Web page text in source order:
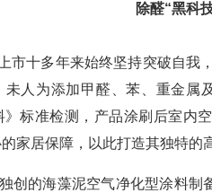
除醛“黑科
市十多年来始终坚持突破自我
人为添加甲醛、苯、重金
》标准检测，产品涂刷后室
家居保障，以此打造其独特的
创的海藻泥空气净化型涂料